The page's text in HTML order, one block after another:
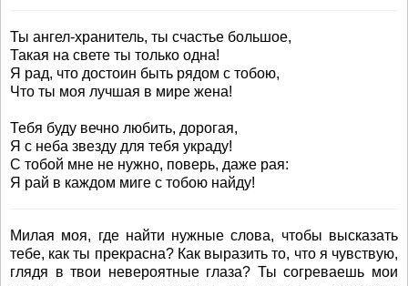
Ты ангел-хранитель, ты счастье большое,
Такая на свете ты только одна!
Я рад, что достоин быть рядом с тобою,
Что ты моя лучшая в мире жена!
Тебя буду вечно любить, дорогая,
Я с неба звезду для тебя украду!
С тобой мне не нужно, поверь, даже рая:
Я рай в каждом миге с тобою найду!
Милая моя, где найти нужные слова, чтобы высказать
тебе, как ты прекрасна? Как выразить то, что я чувствую,
глядя в твои невероятные глаза? Ты согреваешь мои